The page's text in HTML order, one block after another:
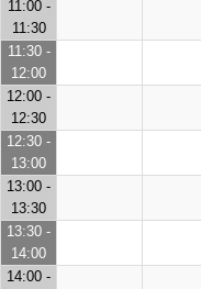
11:00 -
11:30
11:30 -
12:00
12:00 -
12:30
12:30 -
13:00
13:00 -
13:30
13:30 -
14:00
14:00 -